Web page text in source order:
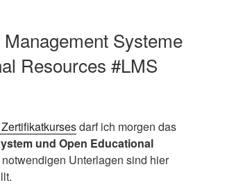
Systeme
Resources #LMS
darf ich morgen das
und Open Educational
Unterlagen sind hier